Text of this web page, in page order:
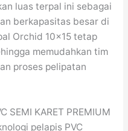
luas terpal ini sebagai
berkapasitas besar di
Orchid 10×15 tetap
memudahkan tim
proses pelipatan
SEMI KARET PREMIUM
pelapis PVC